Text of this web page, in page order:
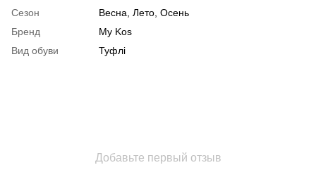
Сезон
Весна, Лето, Осень
Бренд
My Kos
Вид обуви
Туфлі
Добавьте первый отзыв